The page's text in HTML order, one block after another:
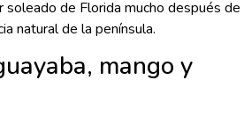
de Florida mucho después de
natural de la península.
mango y